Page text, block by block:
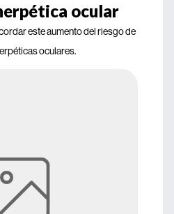
ocular
este aumento del riesgo de
oculares.